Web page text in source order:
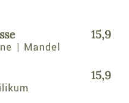
15,9
| Mandel
15,9